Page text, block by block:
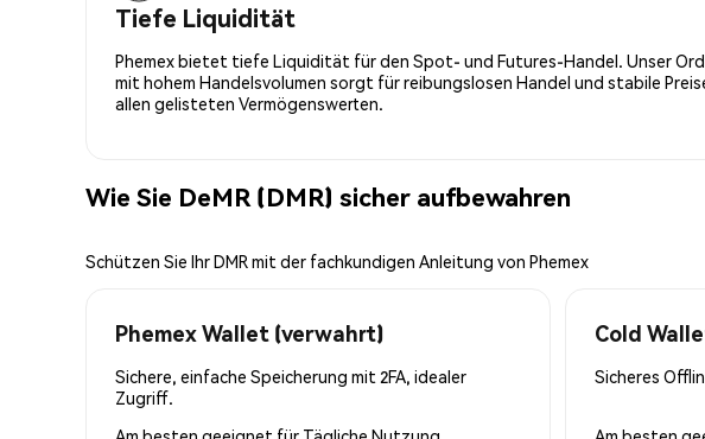
Tiefe Liquidität
Phemex bietet tiefe Liquidität für den Spot- und Futures-Handel. Unser
mit hohem Handelsvolumen sorgt für reibungslosen Handel und stabile
allen gelisteten Vermögenswerten.
Wie Sie DeMR (DMR) sicher aufbewahren
Schützen Sie Ihr DMR mit der fachkundigen Anleitung von Phemex
Phemex Wallet (verwahrt)
Sichere, einfache Speicherung mit 2FA, idealer
Zugriff.
Cold
Sicheres